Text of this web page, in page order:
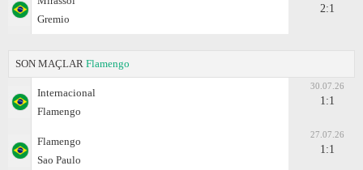
Gremio
2:1
SON MAÇLAR Flamengo
Internacional
Flamengo
30.07.26
1:1
Flamengo
Sao Paulo
27.07.26
1:1